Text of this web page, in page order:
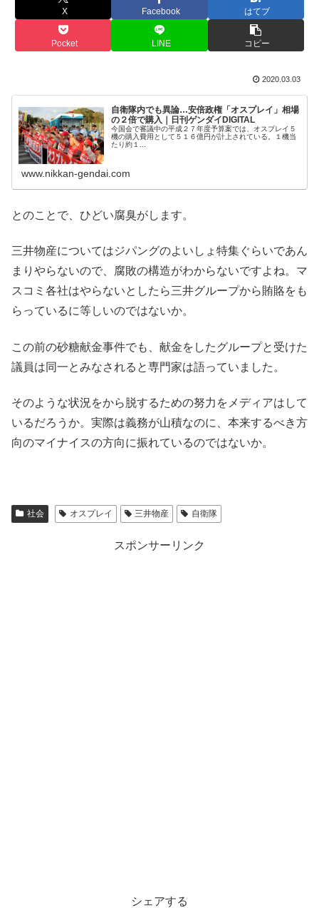
X Facebook はてブ
Pocket LINE コピー
2020.03.03
自衛隊内でも異論…安倍政権「オスプレイ」相場
の２倍で購入｜日刊ゲンダイDIGITAL
今国会で審議中の平成２７年度予算案では、オスプレイ５
機の購入費用として５１６億円が計上されている。１機当
たり約１...
www.nikkan-gendai.com
とのことで、ひどい腐臭がします。
三井物産についてはジパングのよいしょ特集ぐらいであん
まりやらないので、腐敗の構造がわからないですよね。マ
スコミ各社はやらないとしたら三井グループから賄賂をも
らっているに等しいのではないか。
この前の砂糖献金事件でも、献金をしたグループと受けた
議員は同一とみなされると専門家は語っていました。
そのような状況をから脱するための努力をメディアはして
いるだろうか。実際は義務が山積なのに、本来するべき方
向のマイナイスの方向に振れているのではないか。
社会 オスプレイ 三井物産 自衛隊
スポンサーリンク
シェアする